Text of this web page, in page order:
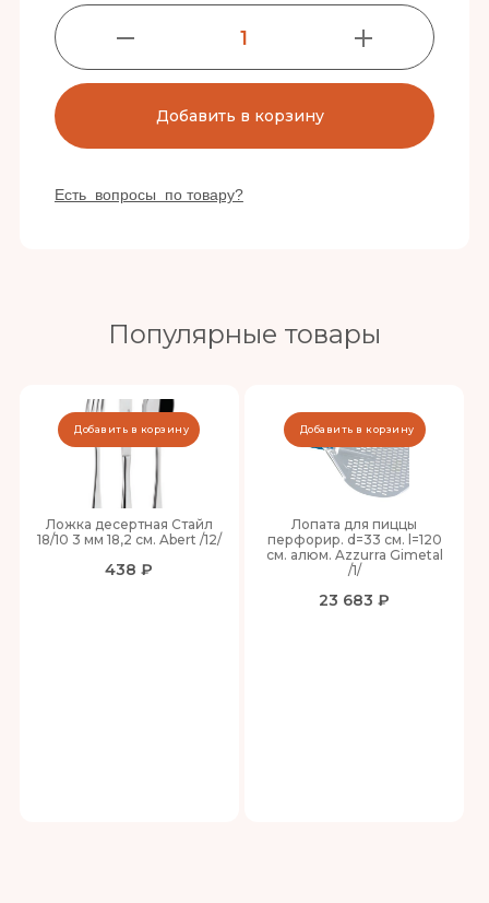
1
Добавить в корзину
Есть вопросы по товару?
Популярные товары
Ложка десертная Стайл
18/10 3 мм 18,2 см. Abert /12/
438 ₽
Добавить в корзину
Лопата для пиццы
перфорир. d=33 см. l=120
см. алюм. Azzurra Gimetal
/1/
23 683 ₽
Добавить в корзину